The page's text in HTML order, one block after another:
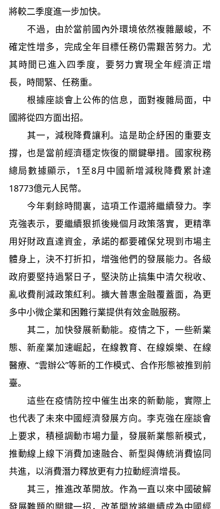
將較二季度進一步加快。
不過，由於當前國內外環境依然複雜嚴峻，不
確定性增多，完成全年目標任務仍需艱苦努力。尤
其時間已進入四季度，要努力實現全年經濟正增
長，時間緊、任務重。
根據座談會上公佈的信息，面對複雜局面，中
國將從四方面出招。
其一，減稅降費讓利。這是助企紓困的重要支
撐，也是當前經濟穩定恢復的關鍵舉措。國家稅務
總局數據顯示，1至8月中國新增減稅降費累計達
18773億元人民幣。
今年剩餘時間裏，這項工作還將繼續發力。李
克強表示，要繼續狠抓後幾個月政策落實，更精準
用好財政直達資金，承諾的都要確保兌現到市場主
體身上，決不打折扣，增強他們的發展能力。各級
政府要堅持過緊日子，堅決防止搞集中清欠稅收、
亂收費削減政策紅利。擴大普惠金融覆蓋面，為更
多中小微企業和困難行業提供有效金融服務。
其二，加快發展新動能。疫情之下，一些新業
態、新産業加速崛起，在線教育、在線娛樂、在線
醫療、“雲辦公”等新的工作模式、合作形態被推到前
臺。
這些在疫情防控中催生出來的新動能，實際上
也代表了未來中國經濟發展方向。李克強在座談會
上要求，積極調動市場力量，發展新業態新模式，
推動線上線下消費加速融合、新型與傳統消費協同
共進，以消費潛力釋放更有力拉動經濟增長。
其三，推進改革開放。作為一直以來中國破解
發展難題的關鍵一招，改革開放將繼續成為中國經